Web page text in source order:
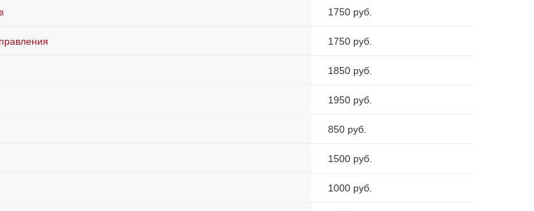
1750 руб.
1750 руб.
1850 руб.
1950 руб.
850 руб.
1500 руб.
1000 руб.